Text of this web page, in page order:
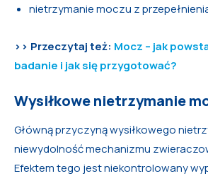
nietrzymanie moczu z
>> Przeczytaj też: Mocz – jak
badanie i jak się przygotować?
Wysiłkowe nietrzymanie
Główną przyczyną wysiłkowego
niewydolność mechanizmu
Efektem tego jest niekontrolowany